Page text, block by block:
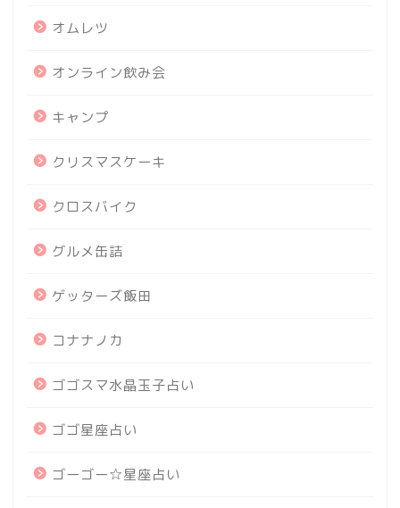
オムレツ
オンライン飲み会
キャンプ
クリスマスケーキ
クロスバイク
グルメ缶詰
ゲッターズ飯田
コナナノカ
ゴゴスマ水晶玉子占い
ゴゴ星座占い
ゴーゴー☆星座占い